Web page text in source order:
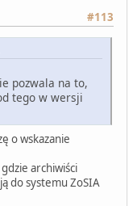
#113
pozwala na to,
tego w wersji
o wskazanie
archiwiści
do systemu ZoSIA